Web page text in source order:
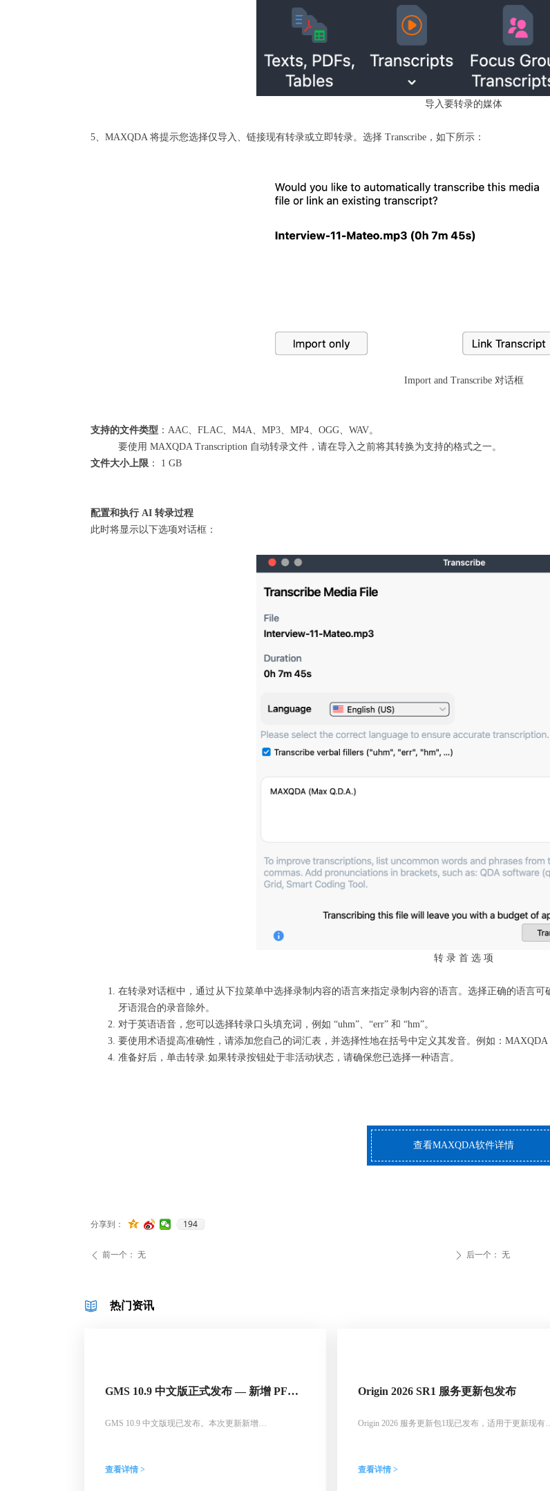
导入要转录的媒体
5、MAXQDA 将提示您选择仅导入、链接现有转录或立即转录。选择 Transcribe，如下所示：
Import and Transcribe 对话框
支持的文件类型 ：AAC、FLAC、M4A、MP3、MP4、OGG、WAV。
要使用 MAXQDA Transcription 自动转录文件，请在导入之前将其转换为支持的格式之一。
文件大小上限 ： 1 GB
配置和执行 AI 转录过程
此时将显示以下选项对话框：
转 录 首 选 项
在转录对话框中，通过从下拉菜单中选择录制内容的语言来指定录制内容的语言。选择正确的语言
牙语混合的录音除外。
对于英语语音，您可以选择转录口头填充词，例如 “uhm”、“err” 和 “hm”。
要使用术语提高准确性，请添加您自己的词汇表，并选择性地在括号中定义其发音。例如：MAXQDA
准备好后，单击转录.如果转录按钮处于非活动状态，请确保您已选择一种语言。
查看MAXQDA软件详情
热门资讯
分享到： 194
ꄴ 前一个： 无 ꄲ 后一个： 无
GMS 10.9 中文版正式发布 — 新增 PFAS
GMS 10.9 中文版现已发布。本次更新新增
改进以及 MODFLOW 6 界面优化等功能，为地下水数
查看详情 >
Origin 2026 SR1 服务更新包发布
Origin 2026 服务更新包1现已发布，适用于更新现有
图形兼容性等多处问题，并解决了部分崩溃错误。安
查看详情 >